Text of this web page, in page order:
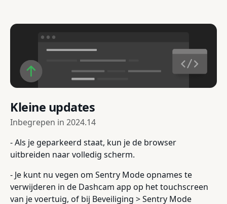
Kleine updates
Inbegrepen in 2024.14
- Als je geparkeerd staat, kun je de browser
uitbreiden naar volledig scherm.
- Je kunt nu vegen om Sentry Mode opnames te
verwijderen in de Dashcam app op het touchscreen
van je voertuig, of bij Beveiliging > Sentry Mode